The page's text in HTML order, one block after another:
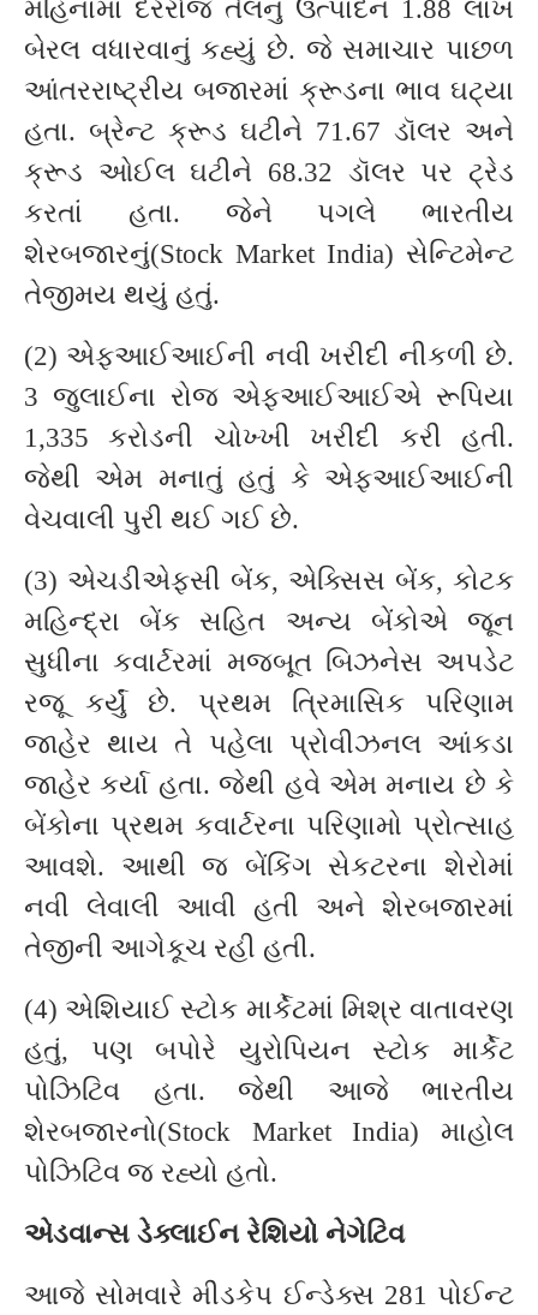
મહિનામાં દરરોજ તેલનું ઉત્પાદન 1.88 લાખ
બેરલ વધારવાનું કહ્યું છે. જે સમાચાર પાછળ
આંતરરાષ્ટ્રીય બજારમાં ક્રૂડના ભાવ ઘટ્યા
હતા. બ્રેન્ટ ક્રૂડ ઘટીને 71.67 ડૉલર અને
ક્રૂડ ઓઈલ ઘટીને 68.32 ડૉલર પર ટ્રેડ
કરતાં હતા. જેને પગલે ભારતીય
શેરબજારનું(Stock Market India) સેન્ટિમેન્ટ
તેજીમય થયું હતું.
(2) એફઆઈઆઈની નવી ખરીદી નીકળી છે.
3 જુલાઈના રોજ એફઆઈઆઈએ રૂપિયા
1,335 કરોડની ચોખ્ખી ખરીદી કરી હતી.
જેથી એમ મનાતું હતું કે એફઆઈઆઈની
વેચવાલી પુરી થઈ ગઈ છે.
(3) એચડીએફસી બેંક, એક્સિસ બેંક, કોટક
મહિન્દ્રા બેંક સહિત અન્ય બેંકોએ જૂન
સુધીના કવાર્ટરમાં મજબૂત બિઝનેસ અપડેટ
રજૂ કર્યું છે. પ્રથમ ત્રિમાસિક પરિણામ
જાહેર થાય તે પહેલા પ્રોવીઝનલ આંકડા
જાહેર કર્યા હતા. જેથી હવે એમ મનાય છે કે
બેંકોના પ્રથમ કવાર્ટરના પરિણામો પ્રોત્સાહ
આવશે. આથી જ બેંકિંગ સેકટરના શેરોમાં
નવી લેવાલી આવી હતી અને શેરબજારમાં
તેજીની આગેકૂચ રહી હતી.
(4) એશિયાઈ સ્ટોક માર્કેટમાં મિશ્ર વાતાવરણ
હતું, પણ બપોરે યુરોપિયન સ્ટોક માર્કેટ
પોઝિટિવ હતા. જેથી આજે ભારતીય
શેરબજારનો(Stock Market India) માહોલ
પોઝિટિવ જ રહ્યો હતો.
એડવાન્સ ડેક્લાઈન રેશિયો નેગેટિવ
આજે સોમવારે મીડકેપ ઈન્ડેક્સ 281 પોઈન્ટ